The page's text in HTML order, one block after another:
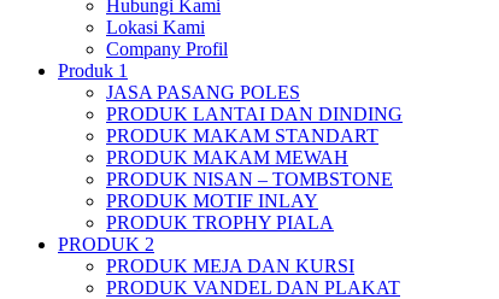
Hubungi Kami
Lokasi Kami
Company Profil
Produk 1
JASA PASANG POLES
PRODUK LANTAI DAN DINDING
PRODUK MAKAM STANDART
PRODUK MAKAM MEWAH
PRODUK NISAN – TOMBSTONE
PRODUK MOTIF INLAY
PRODUK TROPHY PIALA
PRODUK 2
PRODUK MEJA DAN KURSI
PRODUK VANDEL DAN PLAKAT